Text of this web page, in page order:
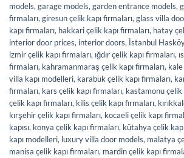
models, garage models, garden entrance models,
firmaları, giresun çelik kapı firmaları, glass villa
kapı firmaları, hakkari çelik kapı firmaları, hatay
interior door prices, interior doors, İstanbul
izmir çelik kapı firmaları, ığdır çelik kapı firmaları,
firmaları, kahramanmaraş çelik kapı firmaları,
villa kapı modelleri, karabük çelik kapı firmaları,
firmaları, kars çelik kapı firmaları, kastamonu çelik
çelik kapı firmaları, kilis çelik kapı firmaları,
kırşehir çelik kapı firmaları, kocaeli çelik kapı
kapısı, konya çelik kapı firmaları, kütahya çelik
kapı modelleri, luxury villa door models, malatya
manisa çelik kapı firmaları, mardin çelik kapı